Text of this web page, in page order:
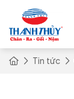
Tin tức